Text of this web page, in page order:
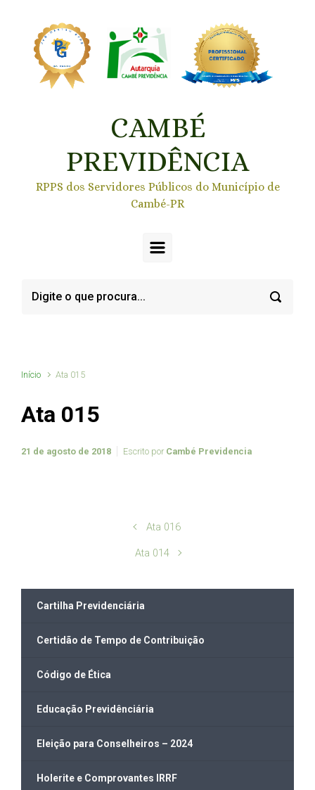
CAMBÉ
PREVIDÊNCIA
RPPS dos Servidores Públicos do Município de
Cambé-PR
Início Ata 015
Ata 015
21 de agosto de 2018 Escrito por Cambé Previdencia
Ata 016
Ata 014
Cartilha Previdenciária
Certidão de Tempo de Contribuição
Código de Ética
Educação Previdênciária
Eleição para Conselheiros – 2024
Holerite e Comprovantes IRRF